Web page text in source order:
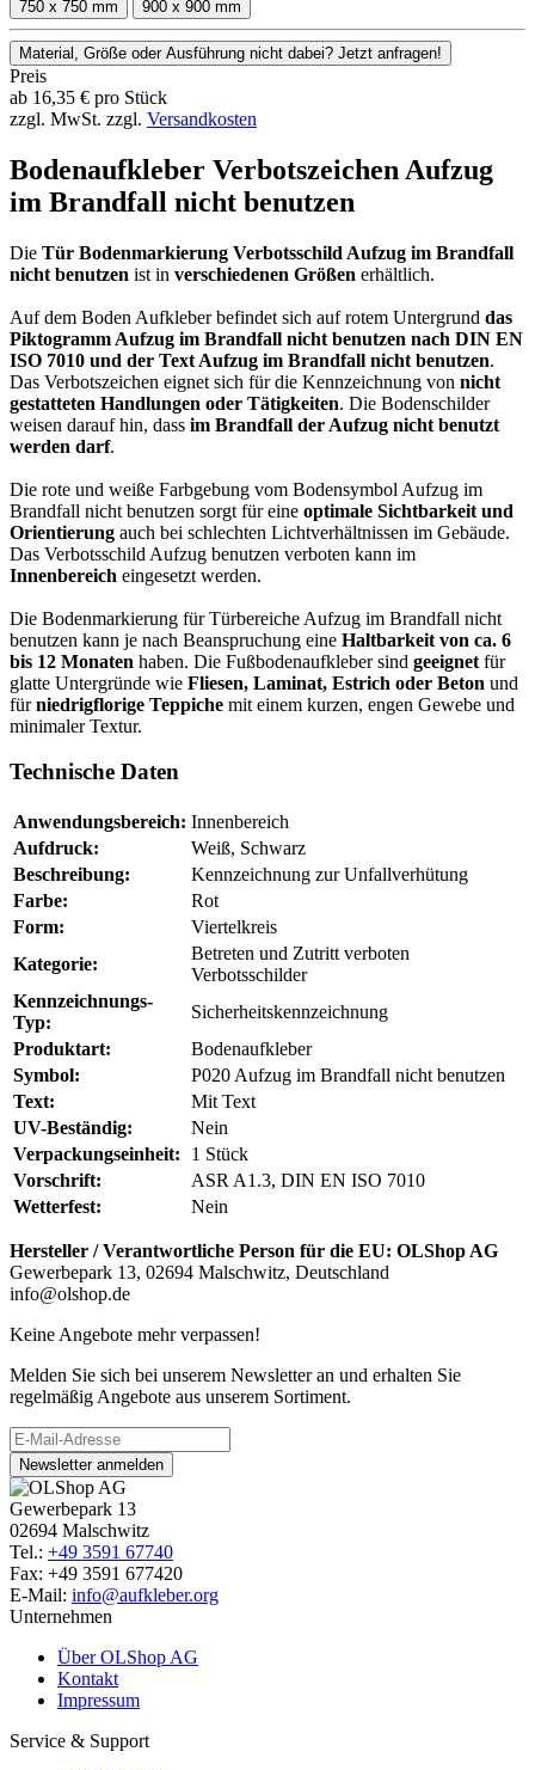
750 x 750 mm 900 x 900 mm
Material, Größe oder Ausführung nicht dabei? Jetzt anfragen!
Preis
ab 16,35 € pro Stück
zzgl. MwSt. zzgl. Versandkosten
Bodenaufkleber Verbotszeichen Aufzug
im Brandfall nicht benutzen
Die Tür Bodenmarkierung Verbotsschild Aufzug im Brandfall
nicht benutzen ist in verschiedenen Größen erhältlich.
Auf dem Boden Aufkleber befindet sich auf rotem Untergrund das
Piktogramm Aufzug im Brandfall nicht benutzen nach DIN EN
ISO 7010 und der Text Aufzug im Brandfall nicht benutzen.
Das Verbotszeichen eignet sich für die Kennzeichnung von nicht
gestatteten Handlungen oder Tätigkeiten. Die Bodenschilder
weisen darauf hin, dass im Brandfall der Aufzug nicht benutzt
werden darf.
Die rote und weiße Farbgebung vom Bodensymbol Aufzug im
Brandfall nicht benutzen sorgt für eine optimale Sichtbarkeit und
Orientierung auch bei schlechten Lichtverhältnissen im Gebäude.
Das Verbotsschild Aufzug benutzen verboten kann im
Innenbereich eingesetzt werden.
Die Bodenmarkierung für Türbereiche Aufzug im Brandfall nicht
benutzen kann je nach Beanspruchung eine Haltbarkeit von ca. 6
bis 12 Monaten haben. Die Fußbodenaufkleber sind geeignet für
glatte Untergründe wie Fliesen, Laminat, Estrich oder Beton und
fürniedrigflorige Teppiche mit einem kurzen, engen Gewebe und
minimaler Textur.
Technische Daten
Anwendungsbereich: Innenbereich
Aufdruck:
Weiß, Schwarz
Beschreibung:
Kennzeichnung zur Unfallverhütung
Farbe:
Rot
Form:
Viertelkreis
Kategorie:
Betreten und Zutritt verboten
Verbotsschilder
Kennzeichnungs-
Typ:
Sicherheitskennzeichnung
Produktart:
Bodenaufkleber
Symbol:
P020 Aufzug im Brandfall nicht benutzen
Text:
Mit Text
UV-Beständig:
Nein
Verpackungseinheit:
1 Stück
Vorschrift:
ASR A1.3, DIN EN ISO 7010
Wetterfest:
Nein
Hersteller / Verantwortliche Person für die EU: OLShop AG
Gewerbepark 13, 02694 Malschwitz, Deutschland
info@olshop.de
Keine Angebote mehr verpassen!
Melden Sie sich bei unserem Newsletter an und erhalten Sie
regelmäßig Angebote aus unserem Sortiment.
Newsletter anmelden
Gewerbepark 13
02694 Malschwitz
Tel.: +49 3591 67740
Fax: +49 3591 677420
E-Mail: info@aufkleber.org
Unternehmen
Über OLShop AG
Kontakt
Impressum
Service & Support